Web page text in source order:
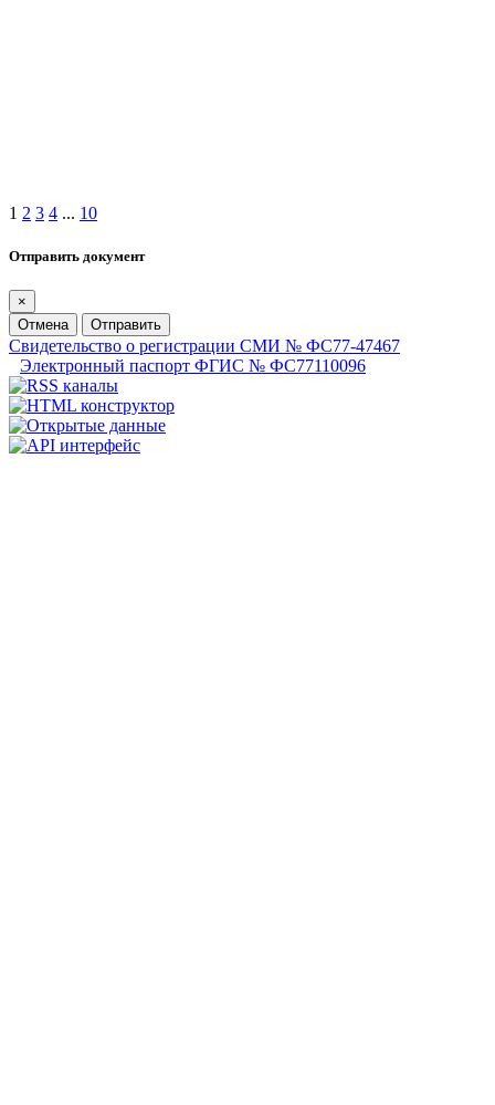
1 2 3 4 ... 10
Отправить документ
×
Отмена
Отправить
Свидетельство о регистрации СМИ № ФС77-47467
Электронный паспорт ФГИС № ФС77110096